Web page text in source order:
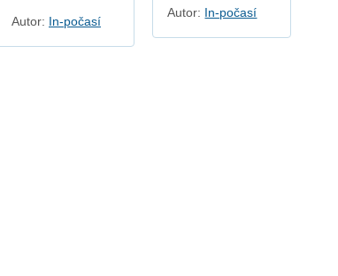
Autor: In-počasí
Autor: In-počasí